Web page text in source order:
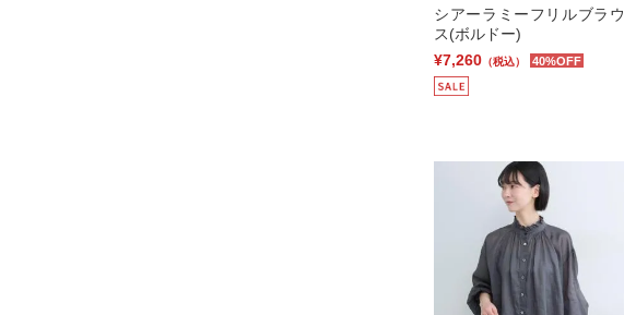
シアーラミーフリルブラウ
ス(ボルドー)
¥7,260 （税込） 40%OFF